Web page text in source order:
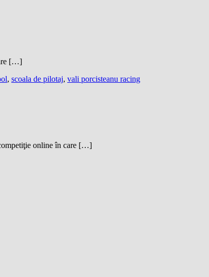
[…]
, scoala de pilotaj, vali porcisteanu racing
online în care […]